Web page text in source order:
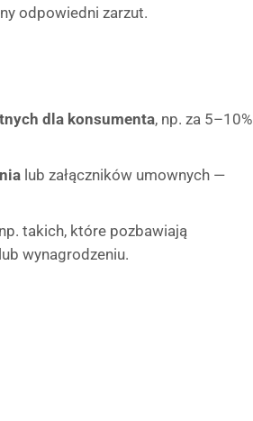
odpowiedni zarzut.
dla konsumenta, np. za 5–10%
lub załączników umownych —
takich, które pozbawiają
wynagrodzeniu.